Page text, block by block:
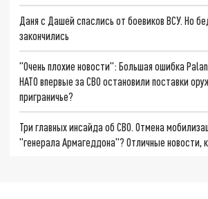
Даня с Дашей спаслись от боевиков ВСУ. Но
закончились
"Очень плохие новости": Большая ошибка
НАТО впервые за СВО остановили поставки
приграничье?
Три главных инсайда об СВО. Отмена
"генерала Армагеддона"? Отличные новости,